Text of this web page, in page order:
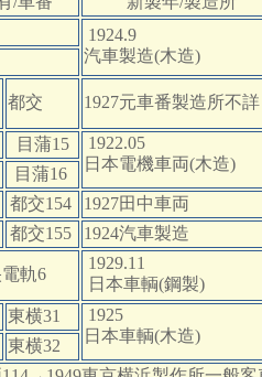
1924.9
汽車製造(木造)
都交 1927元車番製造所不
目蒲15
1922.05
日本電機車両(木造)
目蒲16
都交154
1927田中車両
都交155 1924汽車製造
軌6
1929.11
日本車輌(鋼製)
東横31
1925
日本車輌(木造)
東横32